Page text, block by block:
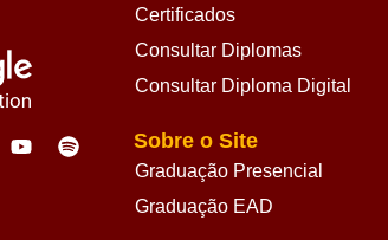
Certificados
Consultar Diplomas
Consultar Diploma Digital
Sobre o Site
Graduação Presencial
Graduação EAD